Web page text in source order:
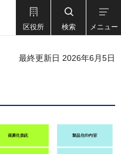
区役所 検索 メニュー
最終更新日 2026年6月5日